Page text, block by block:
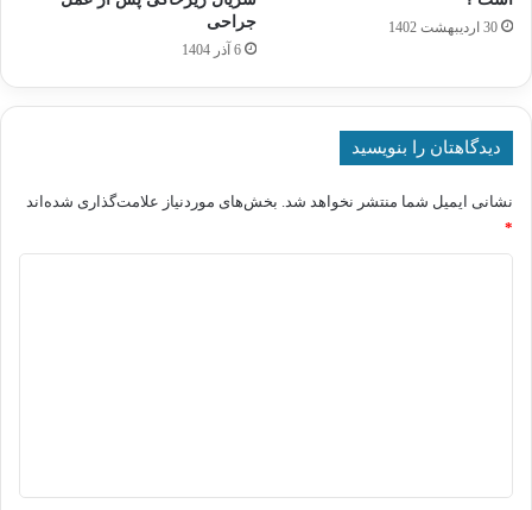
30 اردیبهشت 1402
جراحی
6 آذر 1404
دیدگاهتان را بنویسید
نشانی ایمیل شما منتشر نخواهد شد. بخش‌های موردنیاز علامت‌گذاری شده‌اند
*